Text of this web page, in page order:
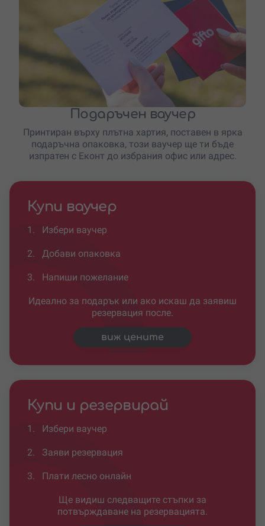
Подаръчен ваучер
Принтиран върху плътна хартия, поставен в ярка
подаръчна опаковка, този ваучер ще ти бъде
изпратен с Еконт до избрания офис или адрес.
Купи ваучер
1. Избери ваучер
2. Добави опаковка
3. Напиши пожелание
Идеално за подарък или ако искаш да заявиш
резервация после.
виж цените
Купи и резервирай
1. Избери ваучер
2. Заяви резервация
3. Плати лесно онлайн
Ще видиш следващите стъпки за
потвърждаване на резервацията.